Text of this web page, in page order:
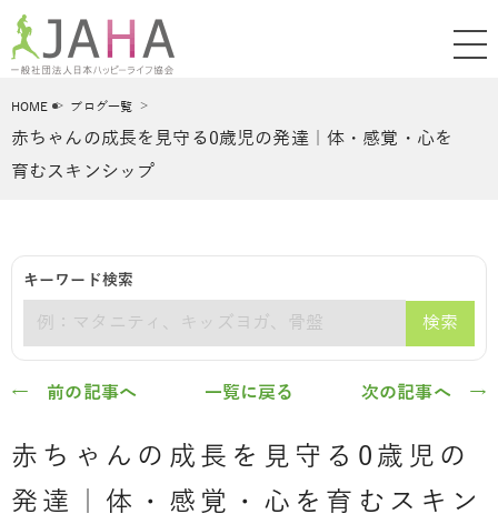
HOME ブログ一覧
赤ちゃんの成長を見守る0歳児の発達｜体・感覚・心を
育むスキンシップ
キーワード検索
検索
← 前の記事へ 一覧に戻る 次の記事へ →
赤ちゃんの成長を見守る0歳児の
発達｜体・感覚・心を育むスキン